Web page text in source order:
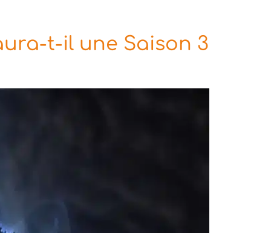
t-il une Saison 3